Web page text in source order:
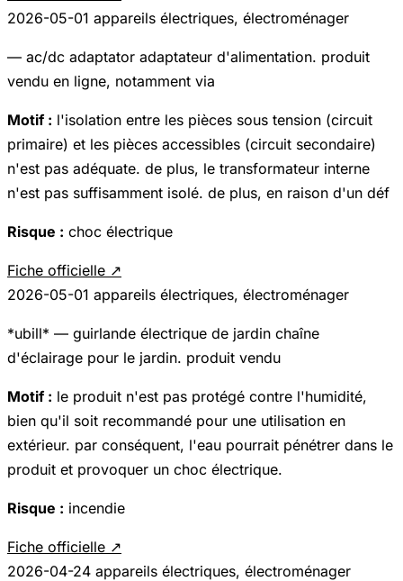
2026-05-01 appareils électriques, électroménager
— ac/dc adaptator adaptateur d'alimentation. produit
vendu en ligne, notamment via
Motif : l'isolation entre les pièces sous tension (circuit
primaire) et les pièces accessibles (circuit secondaire)
n'est pas adéquate. de plus, le transformateur interne
n'est pas suffisamment isolé. de plus, en raison d'un déf
Risque : choc électrique
Fiche officielle ↗
2026-05-01 appareils électriques, électroménager
*ubill* — guirlande électrique de jardin chaîne
d'éclairage pour le jardin. produit vendu
Motif : le produit n'est pas protégé contre l'humidité,
bien qu'il soit recommandé pour une utilisation en
extérieur. par conséquent, l'eau pourrait pénétrer dans le
produit et provoquer un choc électrique.
Risque : incendie
Fiche officielle ↗
2026-04-24 appareils électriques, électroménager